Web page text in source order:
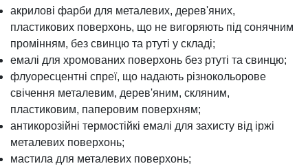
акрилові фарби для металевих, дерев'яних,
пластикових поверхонь, що не вигоряють під сонячним
промінням, без свинцю та ртуті у складі;
емалі для хромованих поверхонь без ртуті та свинцю;
флуоресцентні спреї, що надають різнокольорове
свічення металевим, дерев'яним, скляним,
пластиковим, паперовим поверхням;
антикорозійні термостійкі емалі для захисту від іржі
металевих поверхонь;
мастила для металевих поверхонь;